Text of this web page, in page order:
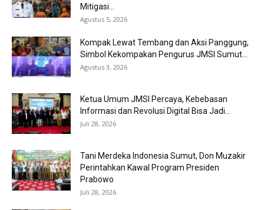
Mitigasi...
Agustus 5, 2026
Kompak Lewat Tembang dan Aksi Panggung,
Simbol Kekompakan Pengurus JMSI Sumut...
Agustus 3, 2026
Ketua Umum JMSI Percaya, Kebebasan
Informasi dan Revolusi Digital Bisa Jadi...
Juli 28, 2026
Tani Merdeka Indonesia Sumut, Don Muzakir
Perintahkan Kawal Program Presiden
Prabowo
Juli 28, 2026